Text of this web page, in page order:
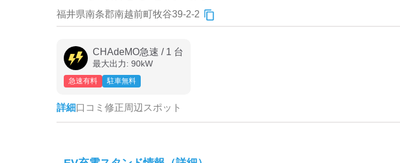
福井県南条郡南越前町牧谷39-2-2
CHAdeMO急速 / 1 台
最大出力: 90kW
急速有料 駐車無料
詳細口コミ 修正周辺スポット